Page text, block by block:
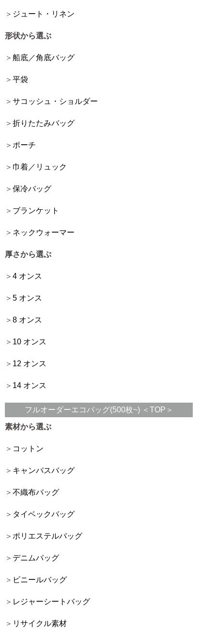
ジュート・リネン
形状から選ぶ
船底／角底バッグ
平袋
サコッシュ・ショルダー
折りたたみバッグ
ポーチ
巾着／リュック
保冷バッグ
ブランケット
ネックウォーマー
厚さから選ぶ
4 オンス
5 オンス
8 オンス
10 オンス
12 オンス
14 オンス
フルオーダーエコバッグ(500枚~) ＜TOP＞
素材から選ぶ
コットン
キャンバスバッグ
不織布バッグ
タイベックバッグ
ポリエステルバッグ
デニムバッグ
ビニールバッグ
レジャーシートバッグ
リサイクル素材